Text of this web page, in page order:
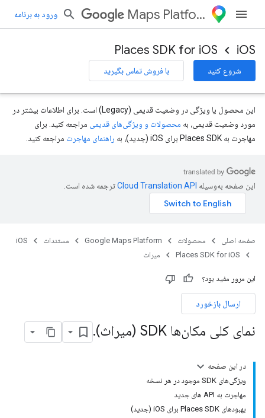
Maps Platform ورود به برنامه
iOS
Places SDK for iOS
شروع کنید با فروش تماس بگیرید
این محصول یا ویژگی در وضعیت قدیمی (Legacy) است. برای اطلاعات بیشتر در
مورد وضعیت قدیمی، به محصولات و ویژگی‌های قدیمی
مراجعه کنید. برای
مهاجرت به Places SDK برای iOS (جدید)، به
راهنمای مهاجرت مراجعه کنید.
این صفحه به‌وسیله ترجمه شده است.
صفحه اصلی محصولات Google Maps Platform مستندات
iOS
Places SDK for iOS
میراث
این مرور مفید بود؟
ارسال بازخورد
نمای کلی مکان‌ها SDK (میراث) .
در این صفحه
ویژگی‌های SDK موجود در هر نسخه
مهاجرت به API های جدید
بهبودهای Places SDK برای iOS (جدید)